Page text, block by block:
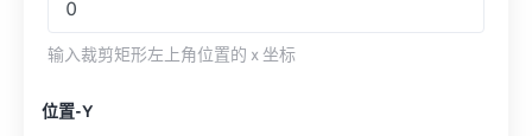
输入裁剪矩形左上角位置的 x 坐标
位置-Y